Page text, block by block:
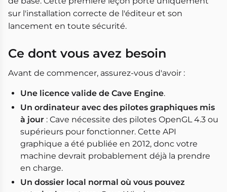
sur l'installation correcte de l'éditeur et son
lancement en toute sécurité.
Ce dont vous avez besoin
Avant de commencer, assurez-vous d'avoir :
Une licence valide de Cave Engine.
Un ordinateur avec des pilotes graphiques mis
à jour : Cave nécessite des pilotes OpenGL 4.3 ou
supérieurs pour fonctionner. Cette API
graphique a été publiée en 2012, donc votre
machine devrait probablement déjà la prendre
en charge.
Un dossier local normal où vous pouvez